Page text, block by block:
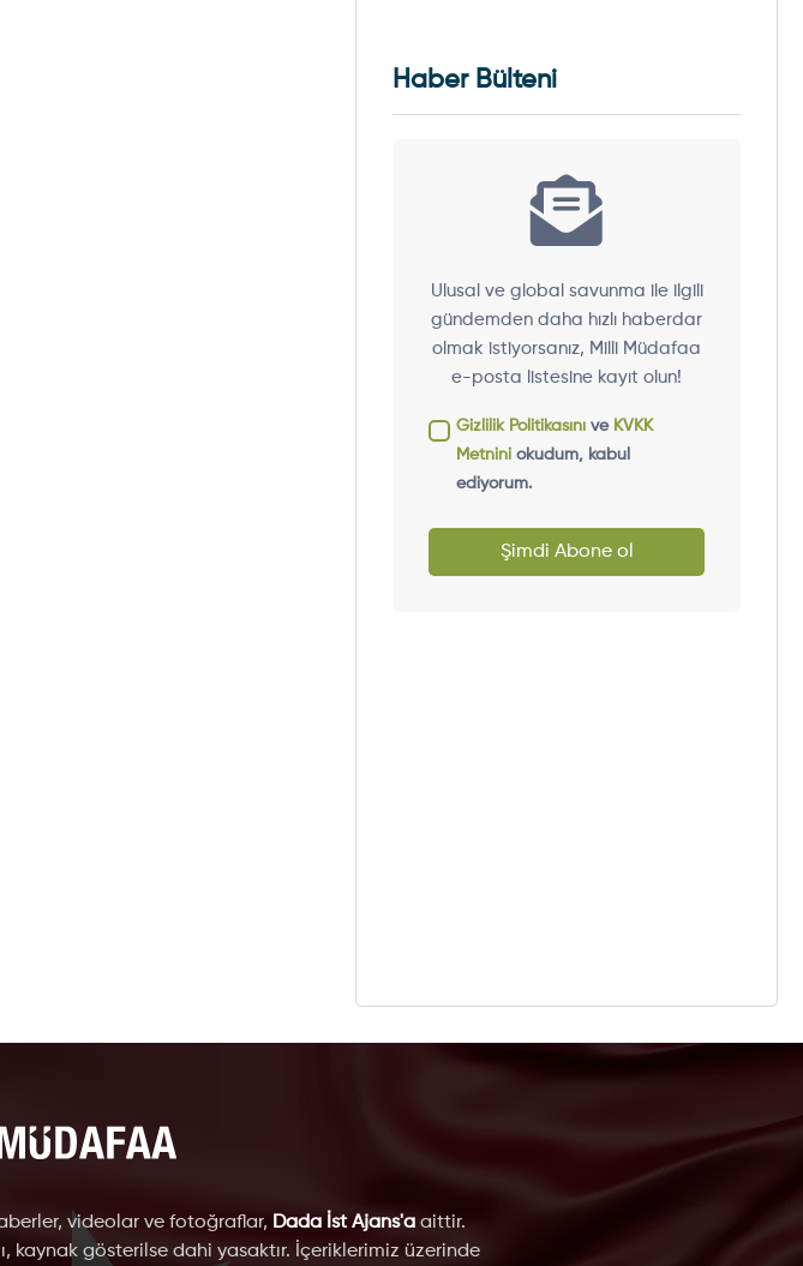
Haber Bülteni
Ulusal ve global savunma ile ilgili
gündemden daha hızlı haberdar
olmak istiyorsanız, Milli Müdafaa
e-posta listesine kayıt olun!
Gizlilik Politikasını ve KVKK
Metnini okudum, kabul
ediyorum.
Şimdi Abone ol
videolar ve fotoğraflar, Dada İst Ajans'a aittir.
kaynak gösterilse dahi yasaktır. İçeriklerimiz üzerinde